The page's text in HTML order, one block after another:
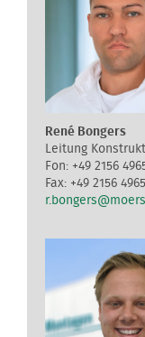
René Bongers
Leitung
+49 2156
+49 2156